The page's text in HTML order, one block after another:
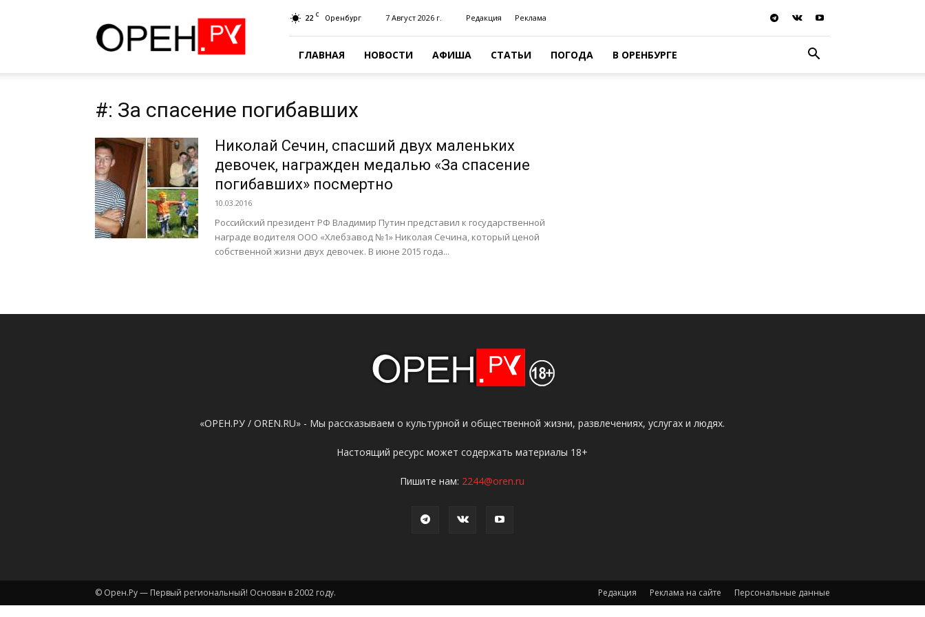
22 C Оренбург 7 Август 2026 г. Редакция Реклама
ГЛАВНАЯ НОВОСТИ АФИША СТАТЬИ ПОГОДА В ОРЕНБУРГЕ
#: За спасение погибавших
Николай Сечин, спасший двух маленьких
девочек, награжден медалью «За спасение
погибавших» посмертно
10.03.2016
Российский президент РФ Владимир Путин представил к государственной
награде водителя ООО «Хлебзавод №1» Николая Сечина, который ценой
собственной жизни двух девочек. В июне 2015 года...
«ОРЕН.РУ / OREN.RU» - Мы рассказываем о культурной и общественной жизни, развлечениях, услугах и людях.
Настоящий ресурс может содержать материалы 18+
Пишите нам: 2244@oren.ru
Редакция Реклама на сайте Персональные данные
© Орен.Ру — Первый региональный! Основан в 2002 году.